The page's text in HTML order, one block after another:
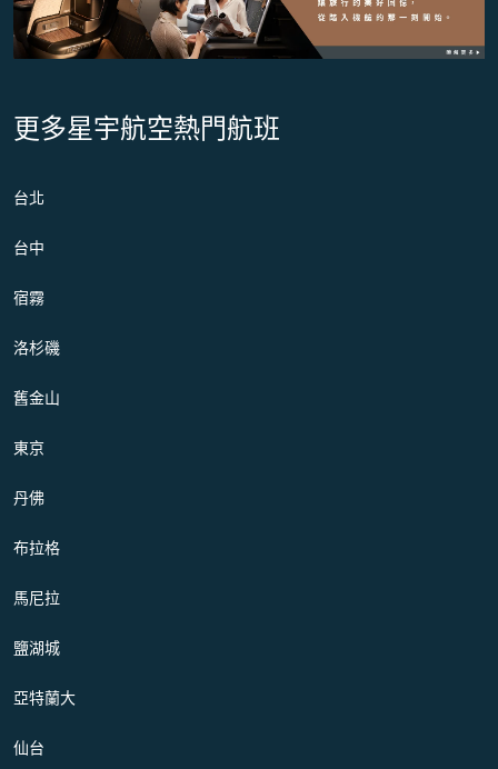
更多星宇航空熱門航班
台北
台中
宿霧
洛杉磯
舊金山
東京
丹佛
布拉格
馬尼拉
鹽湖城
亞特蘭大
仙台